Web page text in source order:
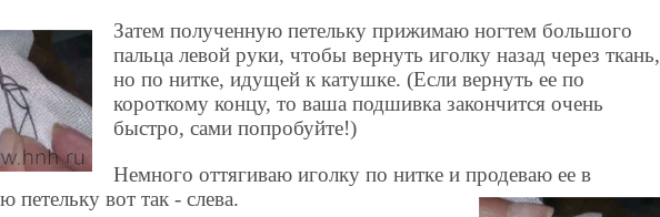
Затем полученную петельку прижимаю ногтем большого
пальца левой руки, чтобы вернуть иголку назад через ткань,
но по нитке, идущей к катушке. (Если вернуть ее по
короткому концу, то ваша подшивка закончится очень
быстро, сами попробуйте!)
Немного оттягиваю иголку по нитке и продеваю ее в
петельку вот так - слева.